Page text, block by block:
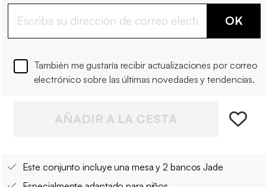
OK
También me gustaría recibir actualizaciones por correo
electrónico sobre las últimas novedades y tendencias.
AÑADIR A LA CESTA
Este conjunto incluye una mesa y 2 bancos Jade